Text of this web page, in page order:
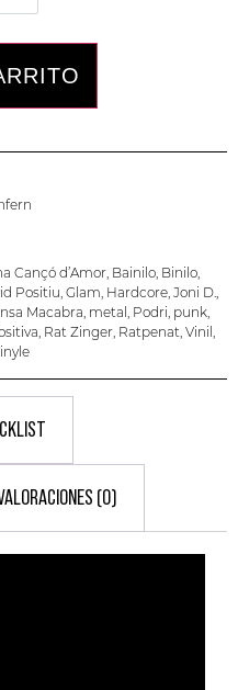
Cançó d’Amor, Bainilo, Binilo,
Positiu, Glam, Hardcore, Joni D.,
Macabra, metal , Podri, punk,
, Rat Zinger, Ratpenat, Vinil ,
(0)